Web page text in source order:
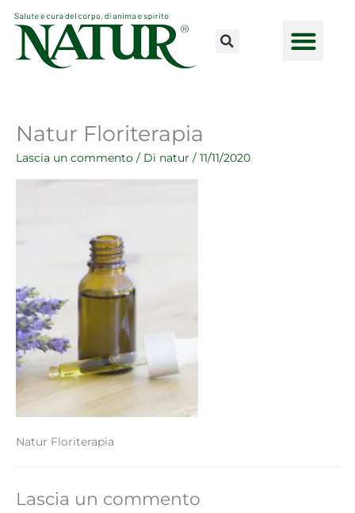
contenuto
Natur Floriterapia
Lascia un commento / Di natur / 11/11/2020
Natur Floriterapia
Lascia un commento